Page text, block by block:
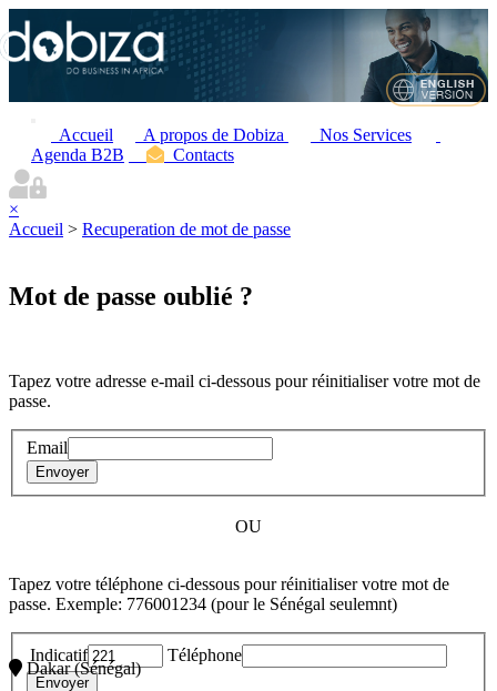
Accueil A propos de Dobiza
Nos Services
Agenda B2B
Contacts
×
Accueil > Recuperation de mot de passe
Mot de passe oublié ?
Tapez votre adresse e-mail ci-dessous pour réinitialiser votre mot de
passe.
Email
OU
Tapez votre téléphone ci-dessous pour réinitialiser votre mot de
passe. Exemple: 776001234 (pour le Sénégal seulemnt)
Indicatif Téléphone
Dakar (Sénégal)